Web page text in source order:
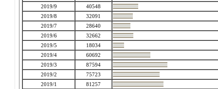
2019/9
40548
2019/8
32091
2019/7
28640
2019/6
32662
2019/5
18034
2019/4
60692
2019/3
87594
2019/2
75723
2019/1
81257